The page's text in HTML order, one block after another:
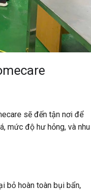
sẽ đến tận nơi để
mức độ hư hỏng, và nhu
bỏ hoàn toàn bụi bẩn,